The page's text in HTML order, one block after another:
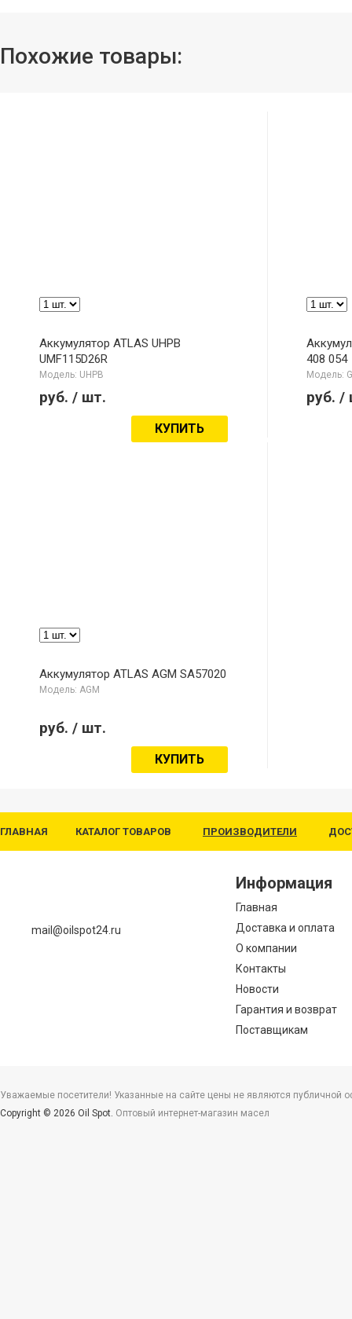
Похожие товары:
Аккумулятор ATLAS UHPB
UMF115D26R
Модель: UHPB
руб. / шт.
КУПИТЬ
408 054
Модель:
руб. /
Аккумулятор ATLAS AGM SA57020
Модель: AGM
руб. / шт.
КУПИТЬ
ГЛАВНАЯ КАТАЛОГ ТОВАРОВ ПРОИЗВОДИТЕЛИ
mail@oilspot24.ru
Информация
Главная
Доставка и оплата
О компании
Контакты
Новости
Гарантия и возврат
Поставщикам
Уважаемые посетители! Указанные на сайте цены не являются публичной
Copyright © 2026 Oil Spot. Оптовый интернет-магазин масел